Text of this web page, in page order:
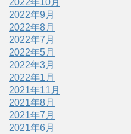
2022年10月
2022年9月
2022年8月
2022年7月
2022年5月
2022年3月
2022年1月
2021年11月
2021年8月
2021年7月
2021年6月